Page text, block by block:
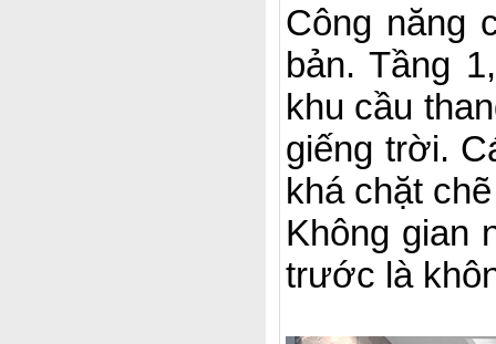
Công năng
bản. Tầng
khu cầu
giếng trời.
khá chặt
Không gian
trước là